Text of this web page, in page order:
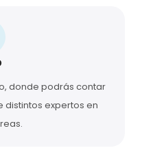
donde podrás contar
expertos en